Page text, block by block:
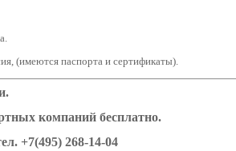
(имеются паспорта и сертификаты).
компаний бесплатно.
+7(495) 268-14-04